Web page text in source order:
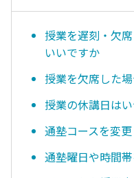
授業を遅刻・欠
いいですか
授業を欠席した
授業の休講日は
通塾コースを変
通塾曜日や時間